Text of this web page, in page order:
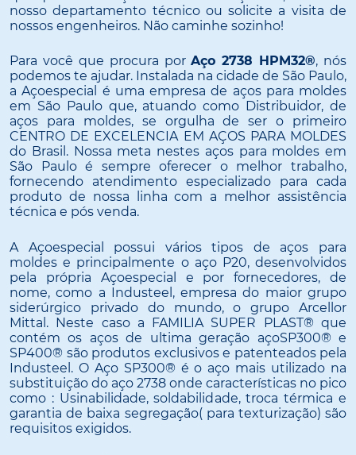
nosso departamento técnico ou solicite a visita de
nossos engenheiros. Não caminhe sozinho!
Para você que procura porAço 2738 HPM32®, nós
podemos te ajudar. Instalada na cidade de São Paulo,
a Açoespecial é uma empresa de aços para moldes
em São Paulo que, atuando como Distribuidor, de
aços para moldes, se orgulha de ser o primeiro
CENTRO DE EXCELENCIA EM AÇOS PARA MOLDES
do Brasil. Nossa meta nestes aços para moldes em
São Paulo é sempre oferecer o melhor trabalho,
fornecendo atendimento especializado para cada
produto de nossa linha com a melhor assistência
técnica e pós venda.
A Açoespecial possui vários tipos de aços para
moldes e principalmente o aço P20, desenvolvidos
pela própria Açoespecial e por fornecedores, de
nome, como a Industeel, empresa do maior grupo
siderúrgico privado do mundo, o grupo Arcellor
Mittal. Neste caso a FAMILIA SUPER PLAST® que
contém os aços de ultima geração açoSP300® e
SP400® são produtos exclusivos e patenteados pela
Industeel. O Aço SP300® é o aço mais utilizado na
substituição do aço 2738 onde características no pico
como : Usinabilidade, soldabilidade, troca térmica e
garantia de baixa segregação( para texturização) são
requisitos exigidos.